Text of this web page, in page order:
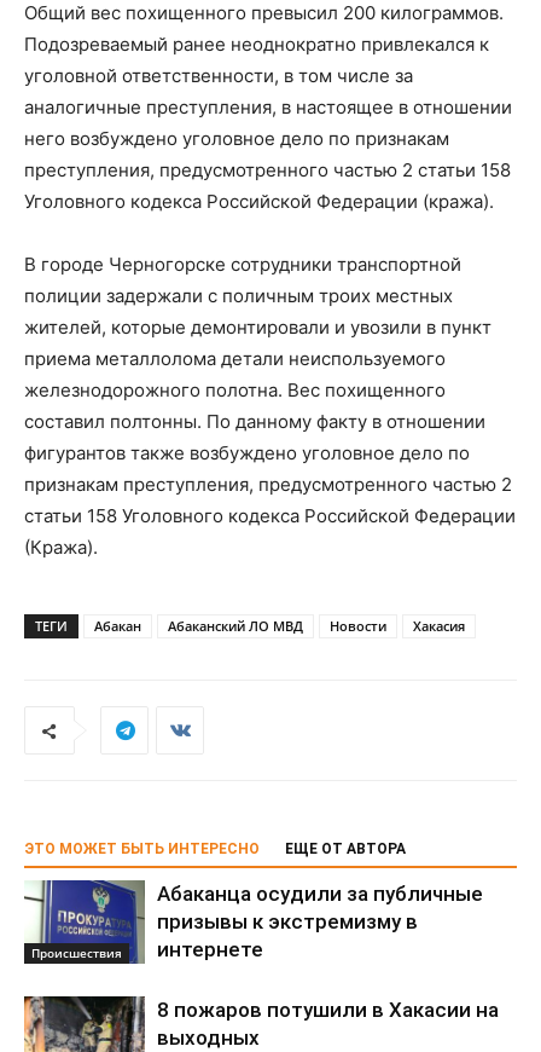
Общий вес похищенного превысил 200 килограммов.
Подозреваемый ранее неоднократно привлекался к
уголовной ответственности, в том числе за
аналогичные преступления, в настоящее в отношении
него возбуждено уголовное дело по признакам
преступления, предусмотренного частью 2 статьи 158
Уголовного кодекса Российской Федерации (кража).
В городе Черногорске сотрудники транспортной
полиции задержали с поличным троих местных
жителей, которые демонтировали и увозили в пункт
приема металлолома детали неиспользуемого
железнодорожного полотна. Вес похищенного
составил полтонны. По данному факту в отношении
фигурантов также возбуждено уголовное дело по
признакам преступления, предусмотренного частью 2
статьи 158 Уголовного кодекса Российской Федерации
(Кража).
ТЕГИ Абакан Абаканский ЛО МВД Новости Хакасия
ЭТО МОЖЕТ БЫТЬ ИНТЕРЕСНО ЕЩЕ ОТ АВТОРА
Происшествия
Абаканца осудили за публичные
призывы к экстремизму в
интернете
8 пожаров потушили в Хакасии на
выходных